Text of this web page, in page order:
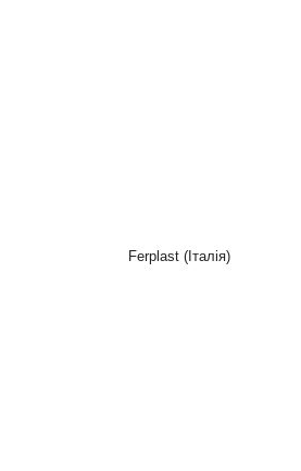
Ferplast (Італія)